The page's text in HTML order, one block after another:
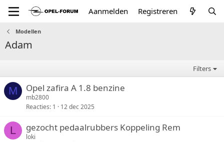
Aanmelden Registreren
Modellen
Adam
Filters
M Opel zafira A 1.8 benzine
mb2800
Reacties 1 12 dec 2025
L gezocht pedaalrubbers Koppeling Rem
loki